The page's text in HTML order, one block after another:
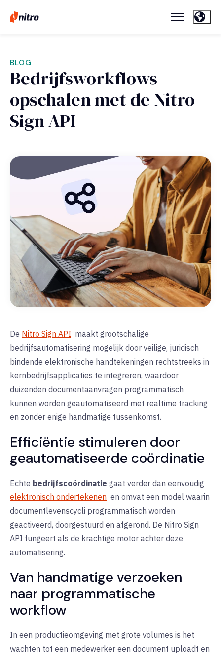
BLOG
Bedrijfsworkflows
opschalen met de Nitro
Sign API
De Nitro Sign API maakt grootschalige
bedrijfsautomatisering mogelijk door veilige, juridisch
bindende elektronische handtekeningen rechtstreeks in
kernbedrijfsapplicaties te integreren, waardoor
duizenden documentaanvragen programmatisch
kunnen worden geautomatiseerd met realtime tracking
en zonder enige handmatige tussenkomst.
Efficiëntie stimuleren door
geautomatiseerde coördinatie
Echte bedrijfscoördinatie gaat verder dan eenvoudig
elektronisch ondertekenen en omvat een model waarin
documentlevenscycli programmatisch worden
geactiveerd, doorgestuurd en afgerond. De Nitro Sign
API fungeert als de krachtige motor achter deze
automatisering.
Van handmatige verzoeken
naar programmatische
workflow
In een productieomgeving met grote volumes is het
wachten tot een medewerker een document uploadt en